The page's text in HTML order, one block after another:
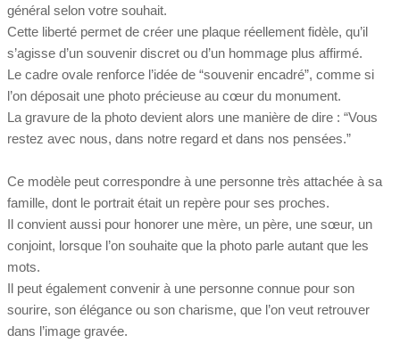
général selon votre souhait.
Cette liberté permet de créer une plaque réellement fidèle, qu’il
s’agisse d’un souvenir discret ou d’un hommage plus affirmé.
Le cadre ovale renforce l’idée de “souvenir encadré”, comme si
l’on déposait une photo précieuse au cœur du monument.
La gravure de la photo devient alors une manière de dire : “Vous
restez avec nous, dans notre regard et dans nos pensées.”
Ce modèle peut correspondre à une personne très attachée à sa
famille, dont le portrait était un repère pour ses proches.
Il convient aussi pour honorer une mère, un père, une sœur, un
conjoint, lorsque l’on souhaite que la photo parle autant que les
mots.
Il peut également convenir à une personne connue pour son
sourire, son élégance ou son charisme, que l’on veut retrouver
dans l’image gravée.